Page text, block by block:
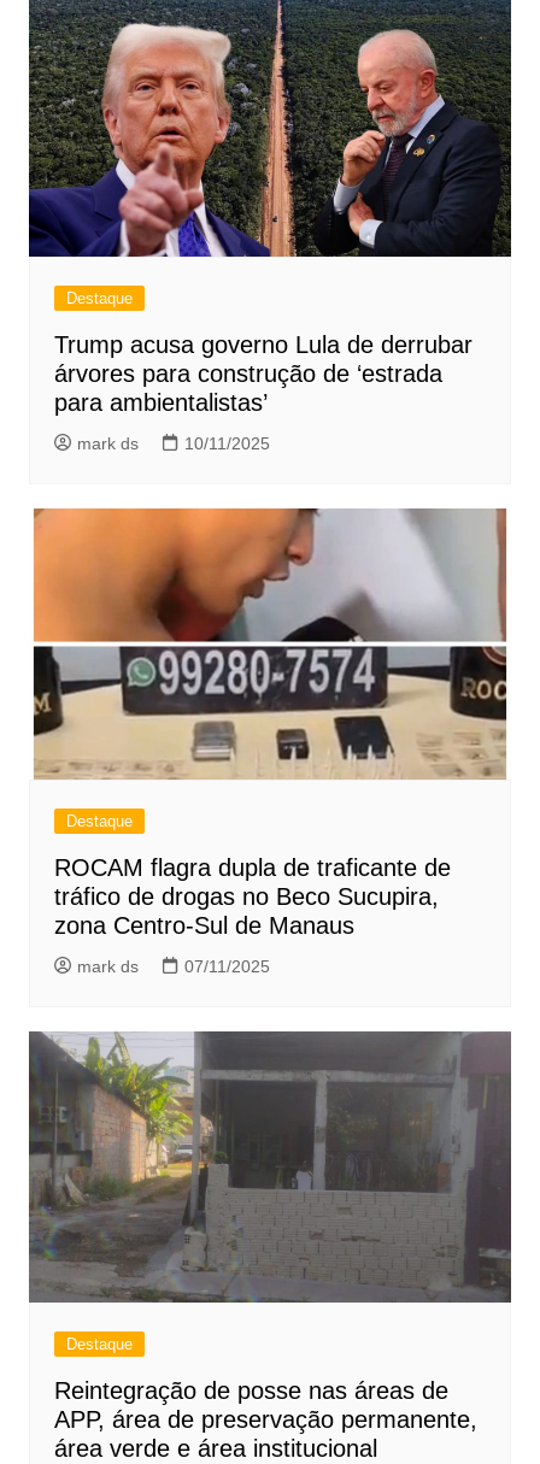
Destaque
Trump acusa governo Lula de derrubar
árvores para construção de ‘estrada
para ambientalistas’
mark ds 10/11/2025
Destaque
ROCAM flagra dupla de traficante de
tráfico de drogas no Beco Sucupira,
zona Centro-Sul de Manaus
mark ds 07/11/2025
Destaque
Reintegração de posse nas áreas de
APP, área de preservação permanente,
área verde e área institucional